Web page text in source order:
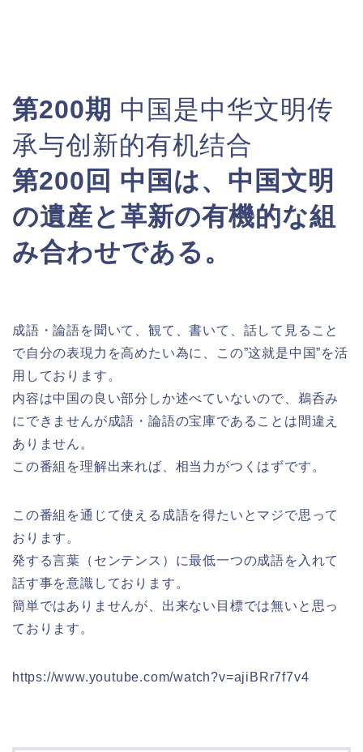
第200期 中国是中华文明传
承与创新的有机结合
第200回 中国は、中国文明
の遺産と革新の有機的な組
み合わせである。
成語・論語を聞いて、観て、書いて、話して見ること
で自分の表現力を高めたい為に、この”这就是中国”を活
用しております。
内容は中国の良い部分しか述べていないので、鵜呑み
にできませんが成語・論語の宝庫であることは間違え
ありません。
この番組を理解出来れば、相当力がつくはずです。
この番組を通じて使える成語を得たいとマジで思って
おります。
発する言葉（センテンス）に最低一つの成語を入れて
話す事を意識しております。
簡単ではありませんが、出来ない目標では無いと思っ
ております。
https://www.youtube.com/watch?v=ajiBRr7f7v4